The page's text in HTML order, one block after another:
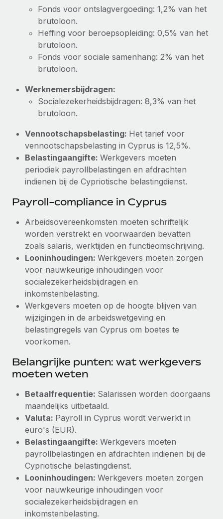
Fonds voor ontslagvergoeding: 1,2% van het
brutoloon.
Heffing voor beroepsopleiding: 0,5% van het
brutoloon.
Fonds voor sociale samenhang: 2% van het
brutoloon.
Werknemersbijdragen:
Socialezekerheidsbijdragen: 8,3% van het
brutoloon.
Vennootschapsbelasting: Het tarief voor
vennootschapsbelasting in Cyprus is 12,5%.
Belastingaangifte: Werkgevers moeten
periodiek payrollbelastingen en afdrachten
indienen bij de Cypriotische belastingdienst.
Payroll-compliance in Cyprus
Arbeidsovereenkomsten moeten schriftelijk
worden verstrekt en voorwaarden bevatten
zoals salaris, werktijden en functieomschrijving.
Looninhoudingen: Werkgevers moeten zorgen
voor nauwkeurige inhoudingen voor
socialezekerheidsbijdragen en
inkomstenbelasting.
Werkgevers moeten op de hoogte blijven van
wijzigingen in de arbeidswetgeving en
belastingregels van Cyprus om boetes te
voorkomen.
Belangrijke punten: wat werkgevers
moeten weten
Betaalfrequentie: Salarissen worden doorgaans
maandelijks uitbetaald.
Valuta: Payroll in Cyprus wordt verwerkt in
euro's (EUR).
Belastingaangifte: Werkgevers moeten
payrollbelastingen en afdrachten indienen bij de
Cypriotische belastingdienst.
Looninhoudingen: Werkgevers moeten zorgen
voor nauwkeurige inhoudingen voor
socialezekerheidsbijdragen en
inkomstenbelasting.